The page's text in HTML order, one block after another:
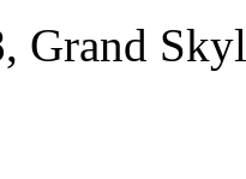
Grand